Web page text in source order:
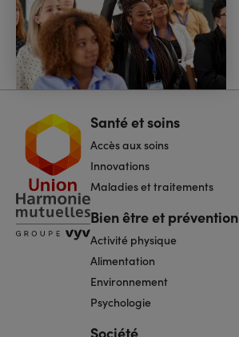
Navigation
pied
de
page
Santé et soins
Accès aux soins
Innovations
Maladies et traitements
Bien être et prévention
Activité physique
Alimentation
Environnement
Psychologie
Société